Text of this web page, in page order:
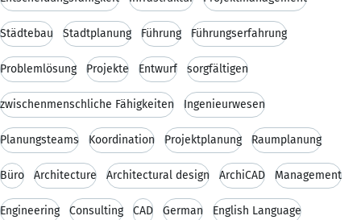
Städtebau Stadtplanung Führung Führungserfahrung
Problemlösung Projekte Entwurf sorgfältigen
zwischenmenschliche Fähigkeiten Ingenieurwesen
Planungsteams Koordination Projektplanung Raumplanung
Büro Architecture Architectural design ArchiCAD Management
Engineering Consulting CAD German English Language